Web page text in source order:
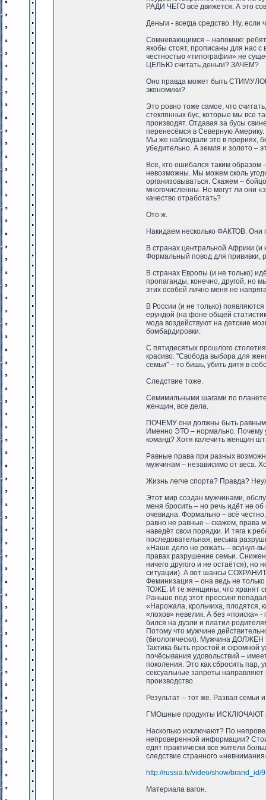
РАДИ ЧЕГО всё движется. А это
Деньги - всегда средство. Ну, если
Сомневающимся – напомню:
якобы стоят, прописаны для нас с
честностью «типографии» не
ЦЕЛЬЮ считать деньги? ЗАЧЕМ?
Оно правда может быть
экономики?
Это ровно тоже самое, что
стеклянных бус, которые мы все
производят. Отдавая за бусы
перенесёмся в Северную Америку.
Мы же наблюдали это в прериях,
убедительно. А земля и золото –
Все, кто ошибался таким образом
невозможны. Мы можем сколь
организовываться. Скажем –
многочисленны. Но могут ли они
качество отработать?
Ото ж.
Накидаем несколько ФАКТОВ. Они
В странах центральной Африки
Формальный повод для прививки,
В странах Европы (и не только)
пропаганды, конечно, другой, но
этих особей лично меня не
В России (и не только)
ерундой (на фоне общей
мода воздействуют на детские
бомбардировки.
С пятидесятых прошлого
красиво. "Свобода выбора для
семьи" – то бишь, убить дитя в
Следствие тоже.
Семимильными шагами по
женщин, все дела.
ПОЧЕМУ они должны быть
Именно ЭТО – нормально. Почему
команд? Хотя калечить женщин
Равные права при разных
мужчинам – независимо от веса.
Жизнь легче спорта? Правда?
Этот мир создан мужчинами,
меня бросить – но речь идёт не
очевидна. Формально – всё
равно не равные – скажем, права
наведёт свои порядки. И тяга к
последовательная, весьма
«Наше дело не рожать – всунул-
правах разрушение семьи.
ничего другого и не остаётся),
ситуации). А вот шансы
Феминизация – она ведь не
ТОЖЕ. И те женщины, что хранят
Раньше под этот прессинг
«Нарожала, крольчиха, плодятся,
«лохов» невелик. А без «поиска»
бился на дуэли и платил
Потому что мужчине
(биологически). Мужчина ДОЛЖЕН
Тактика быть простой и скромной
почёсывания удовольствий –
поколения. Это как сбросить
сексуальные запреты направляют
производство.
Результат – тот же. Развал семьи
ГМОшные продукты ИСКЛЮЧАЮТ
Насколько исключают? По
непроверенной информации?
едят практически все жители
следствие странного
http://russia.tv/video/show/
Материала вагон.